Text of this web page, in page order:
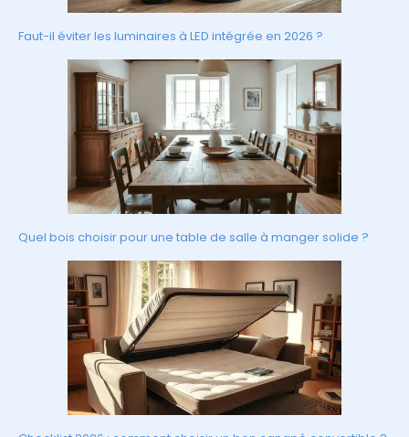
Faut-il éviter les luminaires à LED intégrée en 2026 ?
Quel bois choisir pour une table de salle à manger solide ?